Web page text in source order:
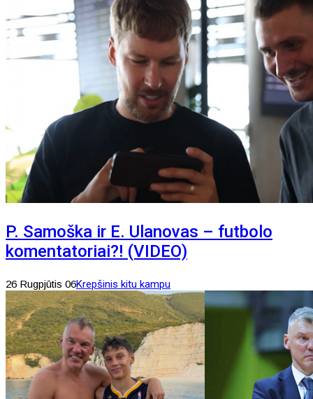
P. Samoška ir E. Ulanovas – futbolo
komentatoriai?! (VIDEO)
26 Rugpjūtis 06Krepšinis kitu kampu